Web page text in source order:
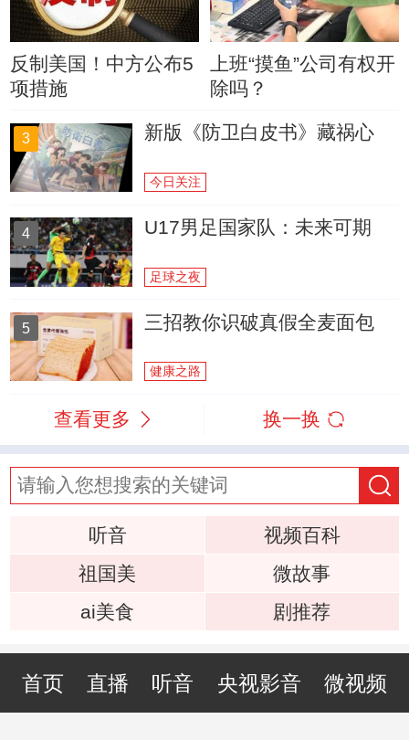
反制美国！中方公布5
项措施
上班“摸鱼”公司有权开
除吗？
3 新版《防卫白皮书》藏祸心
今日关注
4 U17男足国家队：未来可期
足球之夜
5 三招教你识破真假全麦面包
健康之路
查看更多 换一换
听音
视频百科
祖国美
微故事
ai美食
剧推荐
首页 直播 听音 央视影音 微视频